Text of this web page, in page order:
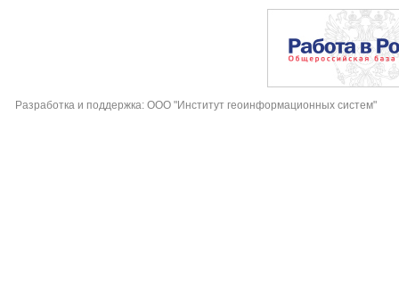
Разработка и поддержка: ООО "Институт геоинформационных систем"